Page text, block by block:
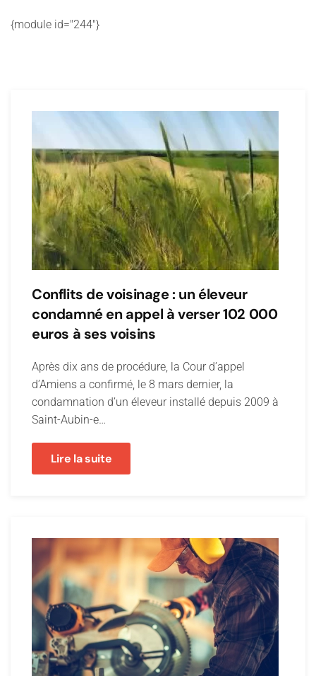
{module id="244"}
Conflits de voisinage : un éleveur
condamné en appel à verser 102 000
euros à ses voisins
Après dix ans de procédure, la Cour d’appel
d’Amiens a confirmé, le 8 mars dernier, la
condamnation d’un éleveur installé depuis 2009 à
Saint-Aubin-e…
Lire la suite